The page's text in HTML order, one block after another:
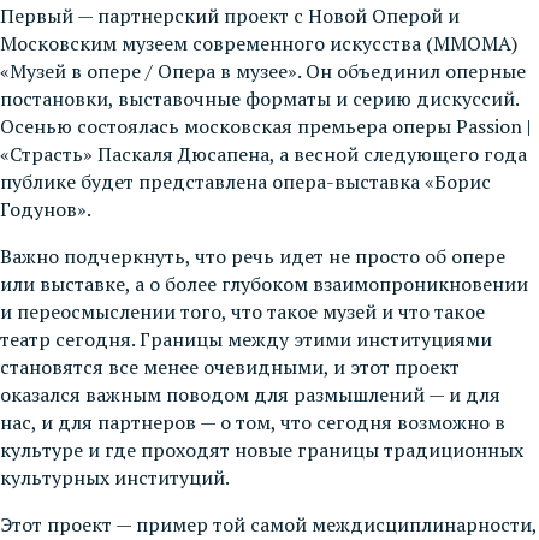
Первый — партнерский проект с Новой Оперой и
Московским музеем современного искусства (ММОМА)
«Музей в опере / Опера в музее». Он объединил оперные
постановки, выставочные форматы и серию дискуссий.
Осенью состоялась московская премьера оперы Passion |
«Страсть» Паскаля Дюсапена, а весной следующего года
публике будет представлена опера-выставка «Борис
Годунов».
Важно подчеркнуть, что речь идет не просто об опере
или выставке, а о более глубоком взаимопроникновении
и переосмыслении того, что такое музей и что такое
театр сегодня. Границы между этими институциями
становятся все менее очевидными, и этот проект
оказался важным поводом для размышлений — и для
нас, и для партнеров — о том, что сегодня возможно в
культуре и где проходят новые границы традиционных
культурных институций.
Этот проект — пример той самой междисциплинарности,